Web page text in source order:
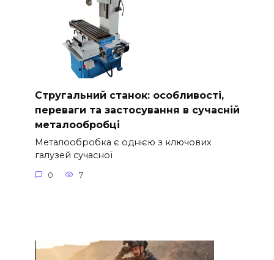
Стругальний станок: особливості,
переваги та застосування в сучасній
металообробці
Металообробка є однією з ключових
галузей сучасної
0 7